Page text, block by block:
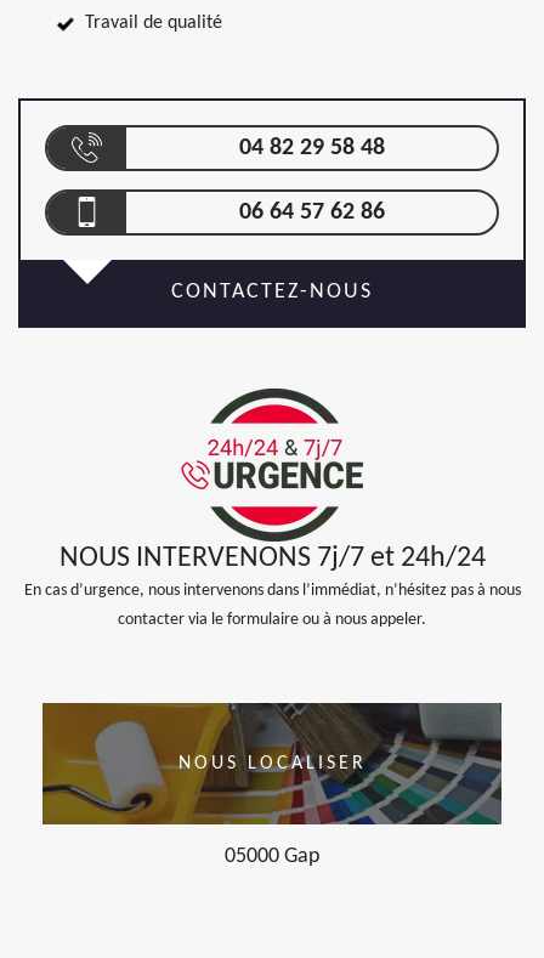
Travail de qualité
04 82 29 58 48
06 64 57 62 86
CONTACTEZ-NOUS
NOUS INTERVENONS 7j/7 et 24h/24
En cas d’urgence, nous intervenons dans l’immédiat, n’hésitez pas à nous
contacter via le formulaire ou à nous appeler.
NOUS LOCALISER
05000 Gap